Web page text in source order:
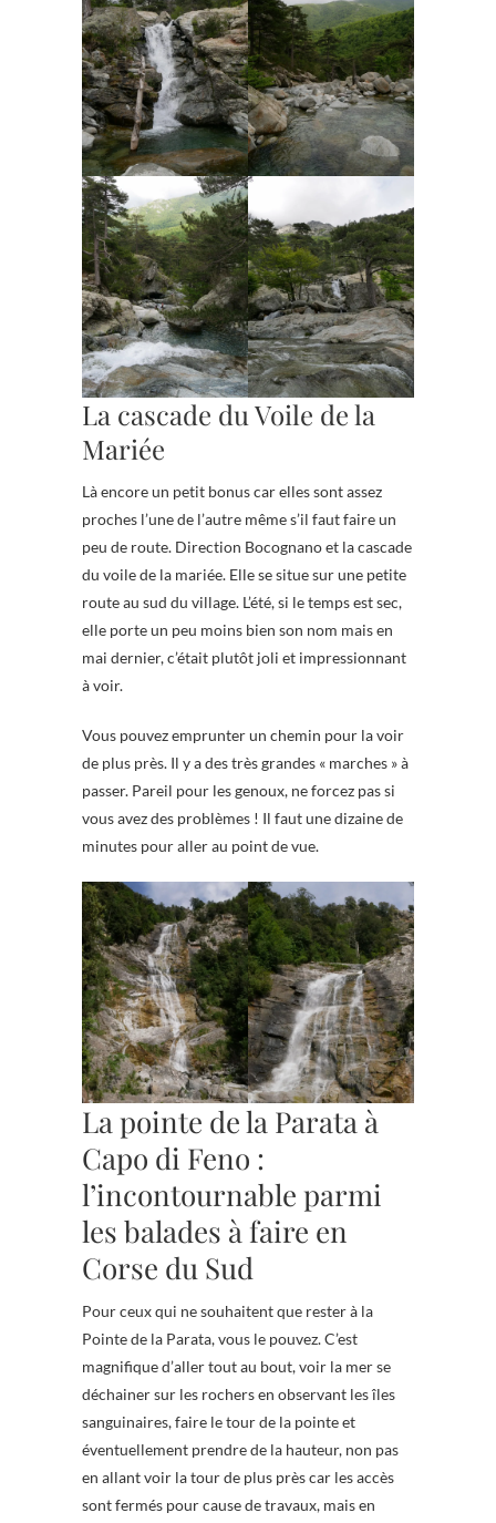
La cascade du Voile de la
Mariée
Là encore un petit bonus car elles sont assez
proches l’une de l’autre même s’il faut faire un
peu de route. Direction Bocognano et la cascade
du voile de la mariée. Elle se situe sur une petite
route au sud du village. L’été, si le temps est sec,
elle porte un peu moins bien son nom mais en
mai dernier, c’était plutôt joli et impressionnant
à voir.
Vous pouvez emprunter un chemin pour la voir
de plus près. Il y a des très grandes « marches » à
passer. Pareil pour les genoux, ne forcez pas si
vous avez des problèmes ! Il faut une dizaine de
minutes pour aller au point de vue.
La pointe de la Parata à
Capo di Feno :
l’incontournable parmi
les balades à faire en
Corse du Sud
Pour ceux qui ne souhaitent que rester à la
Pointe de la Parata, vous le pouvez. C’est
magnifique d’aller tout au bout, voir la mer se
déchainer sur les rochers en observant les îles
sanguinaires, faire le tour de la pointe et
éventuellement prendre de la hauteur, non pas
en allant voir la tour de plus près car les accès
sont fermés pour cause de travaux, mais en